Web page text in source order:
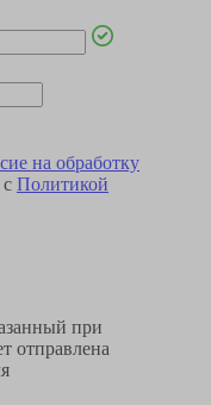
на обработку
Политикой
при
отправлена